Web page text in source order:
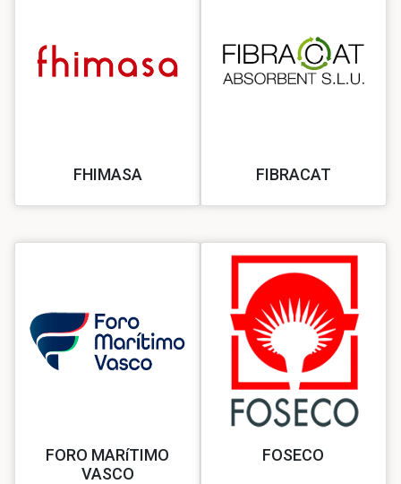
FHIMASA FIBRACAT
FORO MARíTIMO
VASCO
FOSECO